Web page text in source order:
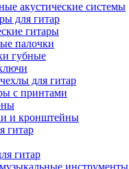
акустические системы
для гитар
гитары
палочки
губные
для гитар
с принтами
и кронштейны
гитар
гитар
инструменты